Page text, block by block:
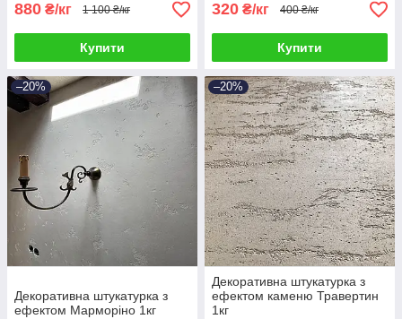
880 ₴/кг 1 100 ₴/кг
Купити
320 ₴/кг 400 ₴/кг
Купити
–20%
Декоративна штукатурка з
ефектом Марморіно 1кг
–20%
Декоративна штукатурка з
ефектом каменю Травертин
1кг